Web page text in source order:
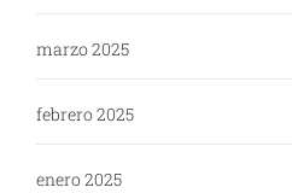
marzo 2025
febrero 2025
enero 2025